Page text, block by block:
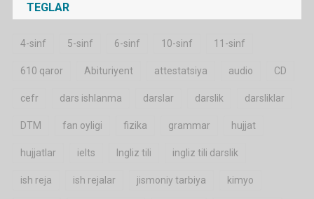
TEGLAR
4-sinf 5-sinf 6-sinf 10-sinf 11-sinf
610 qaror Abituriyent attestatsiya audio CD
cefr dars ishlanma darslar darslik darsliklar
DTM fan oyligi fizika grammar hujjat
hujjatlar ielts Ingliz tili ingliz tili darslik
ish reja ish rejalar jismoniy tarbiya kimyo